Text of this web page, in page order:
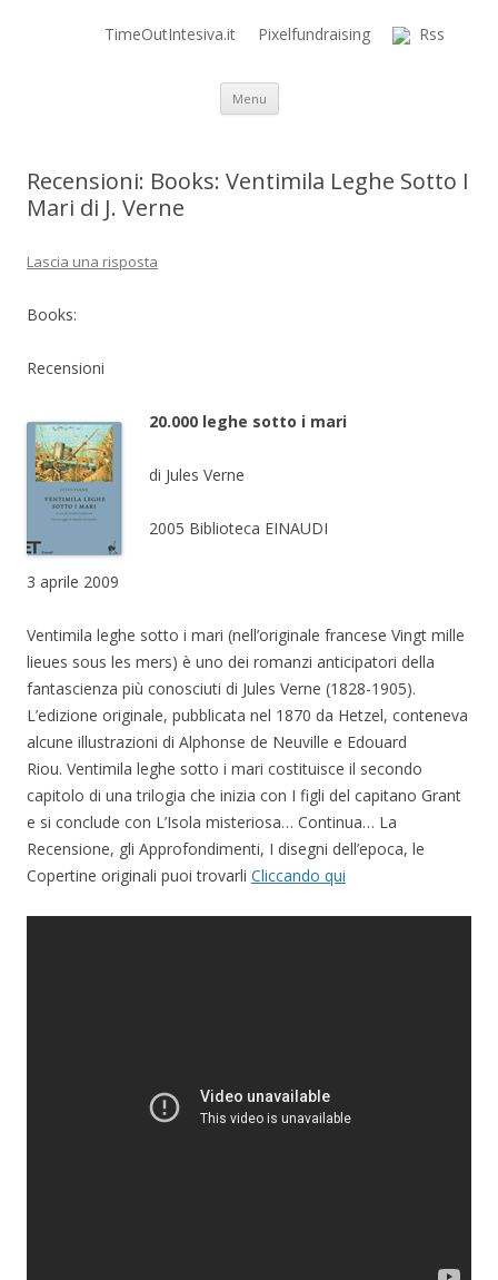
Time Out Intensiva Blog
il tempo e la memoria in terapia intensiva
TimeOutIntesiva.it Pixelfundraising Rss
Menu Vai al contenuto
Recensioni: Books: Ventimila Leghe Sotto I
Mari di J. Verne
Lascia una risposta
Books:
Recensioni
20.000 leghe sotto i mari
di Jules Verne
2005 Biblioteca EINAUDI
3 aprile 2009
Ventimila leghe sotto i mari (nell’originale francese Vingt mille
lieues sous les mers) è uno dei romanzi anticipatori della
fantascienza più conosciuti di Jules Verne (1828-1905).
L’edizione originale, pubblicata nel 1870 da Hetzel, conteneva
alcune illustrazioni di Alphonse de Neuville e Edouard
Riou. Ventimila leghe sotto i mari costituisce il secondo
capitolo di una trilogia che inizia con I figli del capitano Grant
e si conclude con L’Isola misteriosa… Continua… La
Recensione, gli Approfondimenti, I disegni dell’epoca, le
Copertine originali puoi trovarli Cliccando qui